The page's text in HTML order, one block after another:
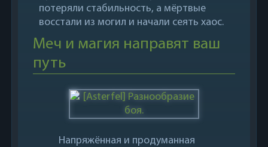
потеряли стабильность, а мёртвые
восстали из могил и начали сеять хаос.
Меч и магия направят ваш
путь
Напряжённая и продуманная